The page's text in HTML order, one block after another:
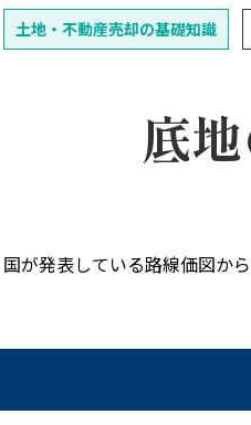
土地・不動産売却の基礎知識
底
が発表している路線価図か